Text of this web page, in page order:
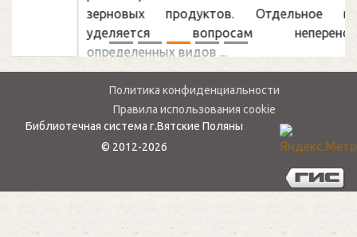
зерновых продуктов. Отдельное внимание
уделяется вопросам непереносимости
определенных видов ...
Политика конфиденциальности
Правила использования cookie